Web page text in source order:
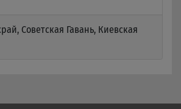
Советская Гавань, Киевская